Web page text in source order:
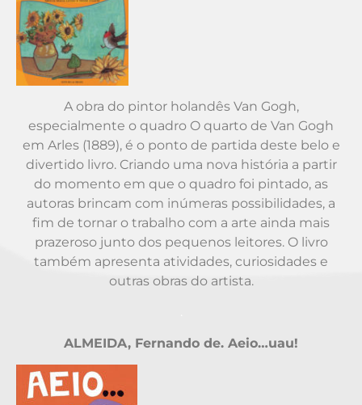
A obra do pintor holandês Van Gogh,
especialmente o quadro O quarto de Van Gogh
em Arles (1889), é o ponto de partida deste belo e
divertido livro. Criando uma nova história a partir
do momento em que o quadro foi pintado, as
autoras brincam com inúmeras possibilidades, a
fim de tornar o trabalho com a arte ainda mais
prazeroso junto dos pequenos leitores. O livro
também apresenta atividades, curiosidades e
outras obras do artista.
ALMEIDA, Fernando de. Aeio…uau!